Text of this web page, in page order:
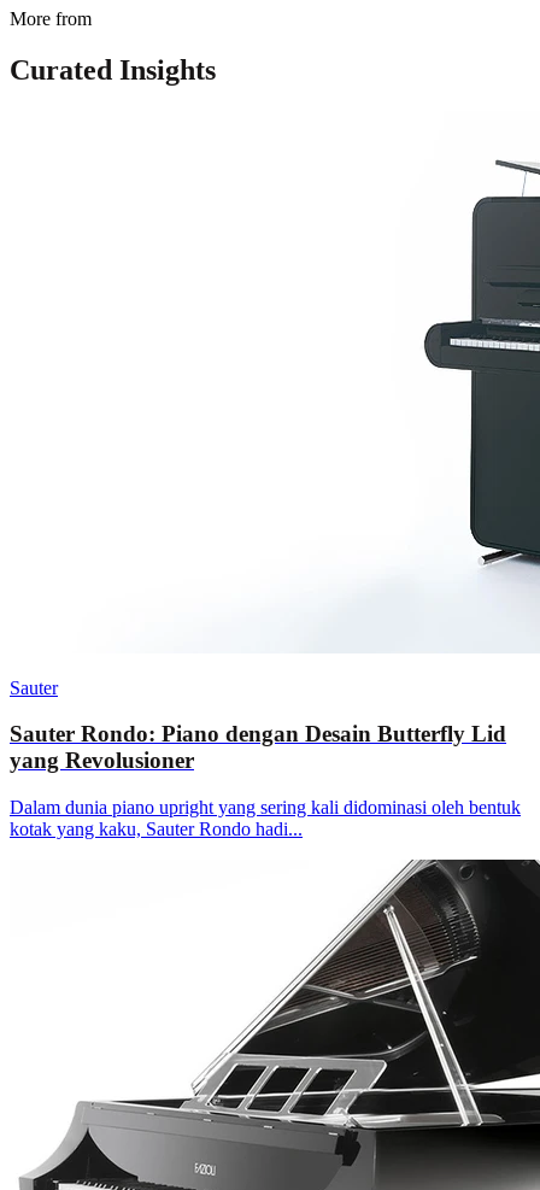
More from
Curated Insights
Sauter
Sauter Rondo: Piano dengan Desain Butterfly Lid
yang Revolusioner
Dalam dunia piano upright yang sering kali didominasi oleh bentuk
kotak yang kaku, Sauter Rondo hadi...